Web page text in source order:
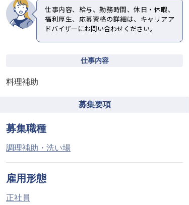
仕事内容、給与、勤務時間、休日・休暇、
福利厚生、応募資格の詳細は、キャリアア
ドバイザーにお問い合わせください。
仕事内容
料理補助
募集要項
募集職種
調理補助・洗い場
雇用形態
正社員